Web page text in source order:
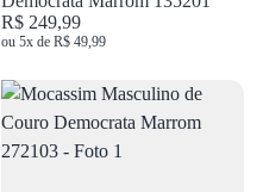
R$ 249,99
ou 5x de R$ 49,99